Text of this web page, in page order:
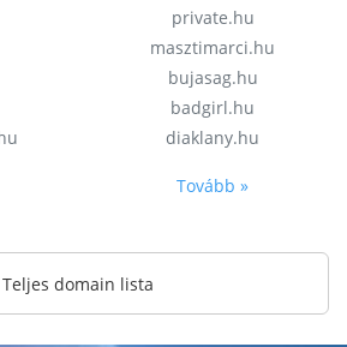
private.hu
masztimarci.hu
bujasag.hu
badgirl.hu
diaklany.hu
Tovább »
Teljes domain lista